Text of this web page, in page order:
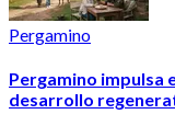
Pergamino
Pergamino impulsa
desarrollo